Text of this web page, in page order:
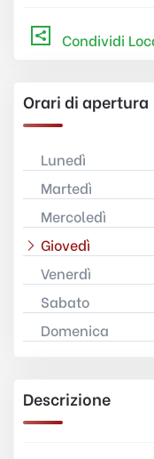
Condividi
Orari di apertura
Lunedì
Martedì
Mercoledì
Giovedì
Venerdì
Sabato
Domenica
Descrizione